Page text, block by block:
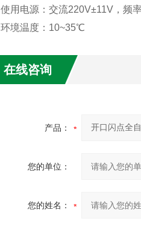
使用电源：交流220V±11V，频
环境温度：10~35℃
在线咨询
产品：
您的单位：
您的姓名：